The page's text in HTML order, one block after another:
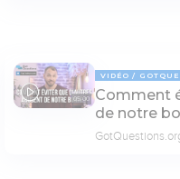
05:00
VIDÉO
Comment
de notre